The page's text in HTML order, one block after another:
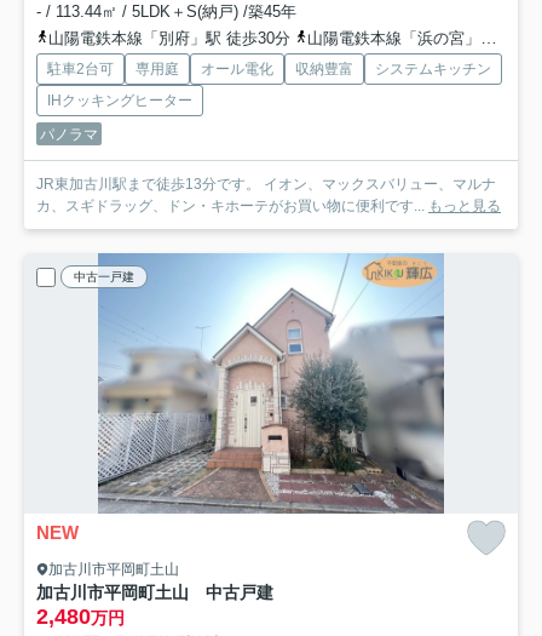
- / 113.44㎡ / 5LDK＋S(納戸) /築45年
山陽電鉄本線「別府」駅 徒歩30分
山陽電鉄本線「浜の宮」駅 徒歩43分
駐車2台可 専用庭 オール電化 収納豊富
システムキッチン
IHクッキングヒーター
パノラマ
JR東加古川駅まで徒歩13分です。 イオン、マックスバリュー、マルナ
カ、スギドラッグ、ドン・キホーテがお買い物に便利です... もっと見る
中古一戸建
NEW
加古川市平岡町土山
加古川市平岡町土山 中古戸建
2,480万円